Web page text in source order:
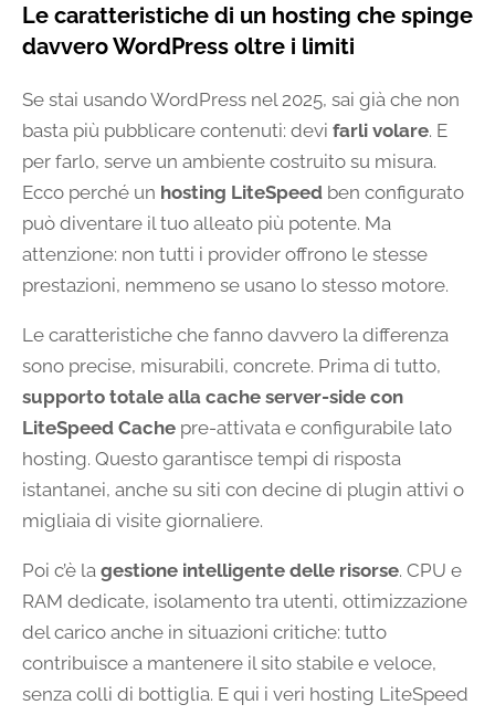
Le caratteristiche di un hosting che spinge
davvero WordPress oltre i limiti
Se stai usando WordPress nel 2025, sai già che non
basta più pubblicare contenuti: devi farli volare. E
per farlo, serve un ambiente costruito su misura.
Ecco perché un hosting LiteSpeed ben configurato
può diventare il tuo alleato più potente. Ma
attenzione: non tutti i provider offrono le stesse
prestazioni, nemmeno se usano lo stesso motore.
Le caratteristiche che fanno davvero la differenza
sono precise, misurabili, concrete. Prima di tutto,
supporto totale alla cache server-side con
LiteSpeed Cache pre-attivata e configurabile lato
hosting. Questo garantisce tempi di risposta
istantanei, anche su siti con decine di plugin attivi o
migliaia di visite giornaliere.
Poi c’è la gestione intelligente delle risorse. CPU e
RAM dedicate, isolamento tra utenti, ottimizzazione
del carico anche in situazioni critiche: tutto
contribuisce a mantenere il sito stabile e veloce,
senza colli di bottiglia. E qui i veri hosting LiteSpeed